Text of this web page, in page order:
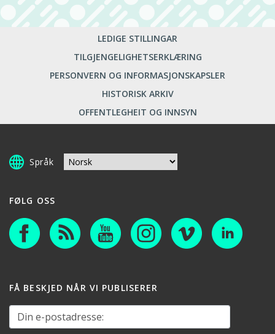
LEDIGE STILLINGAR
TILGJENGELIGHETSERKLÆRING
PERSONVERN OG INFORMASJONSKAPSLER
HISTORISK ARKIV
OFFENTLEGHEIT OG INNSYN
Språk
FØLG OSS
FÅ BESKJED NÅR VI PUBLISERER
Din e-postadresse: